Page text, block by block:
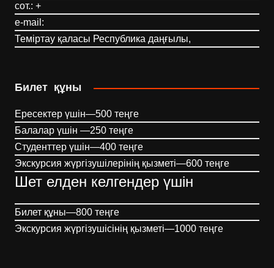
сот.: +
e-mail:
Теміртау қаласы Республика даңғылы,
Билет құны
Ересектер үшін—500 теңге
Балалар үшін —250 теңге
Студенттер үшін—400 теңге
Экскурсия жүргізушілерінің қызметі—600 теңге
Шет елден келгендер үшін
Билет құны—800 теңге
Экскурсия жүргізушісінің қызметі—1000 теңге